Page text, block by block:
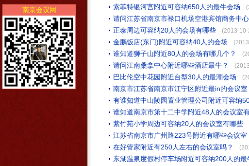
索菲特银河宫附近可容纳650人的最牛会场
请问江苏省南京市禄口机场空港宾馆商务中
正泰周边可容纳20人的会场有哪些 (2013-10-
金鹏饭店(东门)附近可容纳40人的会场
谁知道狮子山附近80人的会场有哪几个？
请问江南桑拿中心附近哪些酒店最牛？
巴比伦空中花园附近台型30人的最潮会场
南京市江苏省南京市江宁区附近最in的会议室
有谁知道中山陵园置业管理公司附近可容纳
谁知道南京市第十二中学附近48人的会议室
紫竹苑小学周边可容纳20人的会议室有哪些
江苏省南京市广州路223号附近有哪些会议室
在好管家附近有250人左右的会议室吗？
东湖温泉度假村停车场附近可容纳200人的最
南京会议网